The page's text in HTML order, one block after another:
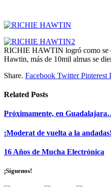
RICHIE HAWTIN logró como se
Hawtin, más de 10mil almas se
Share. Facebook Twitter Pinterest
Related Posts
Próximamente, en
¡Moderat de vuelta a la andadas!
16 Años de Mucha Electrónica
¡Síguenos!